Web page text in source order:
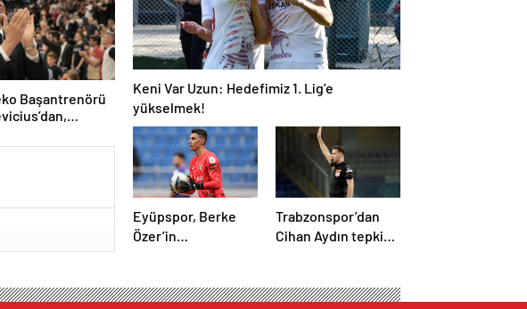
Başantrenörü
Keni Var Uzun: Hedefimiz 1. Lig’e
yükselmek!
Eyüpspor, Berke
Özer’in
Trabzonspor’dan
Cihan Aydın tepkisi: